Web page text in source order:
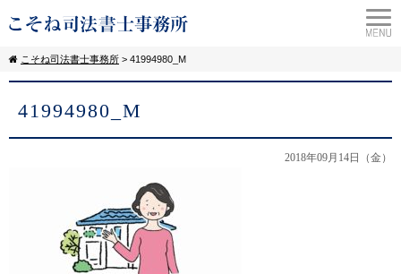
こそね司法書士事務所 > 41994980_M
41994980_M
2018年09月14日（金）